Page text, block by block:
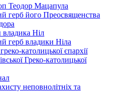
Теодор Мацапула
герб його Преосвященства
Ніл
герб владики Ніла
католицької єпархії
Греко-католицької
неповнолітніх та